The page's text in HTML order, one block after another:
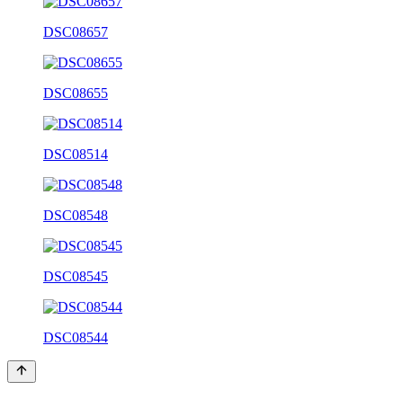
DSC08657
DSC08655
DSC08514
DSC08548
DSC08545
DSC08544